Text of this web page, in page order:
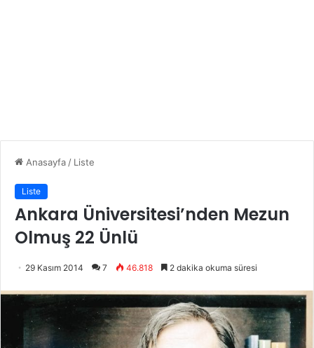
Anasayfa / Liste
Liste
Ankara Üniversitesi’nden Mezun
Olmuş 22 Ünlü
29 Kasım 2014 7 46.818 2 dakika okuma süresi